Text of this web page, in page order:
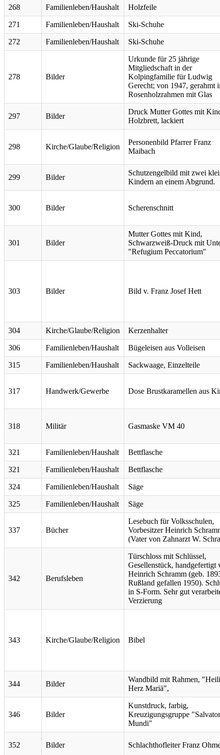
268 Familienleben/Haushalt Holzfeile
271 Familienleben/Haushalt Ski-Schuhe
272 Familienleben/Haushalt Ski-Schuhe
278 Bilder
Urkunde für 25 jährige
Mitgliedschaft in der
Kolpingfamilie für Ludwig
Gerecht; von 1947, gerahmt
Rosenholzrahmen mit Glas
297 Bilder
Druck Mutter Gottes mit
Holzbrett, lackiert
298 Kirche/Glaube/Religion
Personenbild Pfarrer Franz
Maibach
299 Bilder
Schutzengelbild mit zwei
Kindern an einem Abgrund.
300 Bilder Scherenschnitt
301 Bilder
Mutter Gottes mit Kind,
Schwarzweiß-Druck mit
"Refugium Peccatorium"
303 Bilder Bild v. Franz Josef Hett
304 Kirche/Glaube/Religion Kerzenhalter
306 Familienleben/Haushalt Bügeleisen aus Volleisen
315 Familienleben/Haushalt Sackwaage, Einzelteile
317 Handwerk/Gewerbe Dose Brustkaramellen aus
318 Militär Gasmaske VM 40
321 Familienleben/Haushalt Bettflasche
321 Familienleben/Haushalt Bettflasche
324 Familienleben/Haushalt Säge
325 Familienleben/Haushalt Säge
337 Bücher
Lesebuch für Volksschulen,
Vorbesitzer Heinrich
(Vater von Zahnarzt W.
342 Berufsleben
Türschloss mit Schlüssel,
Gesellenstück, handgefertigt
Heinrich Schramm (geb.
Rußland gefallen 1950).
in S-Form. Sehr gut
Verzierung
343 Kirche/Glaube/Religion Bibel
344 Bilder
Wandbild mit Rahmen,
Herz Mariä",
346 Bilder
Kunstdruck, farbig,
Kreuzigungsgruppe "Salvator
Mundi"
352 Bilder Schlachthofleiter Franz